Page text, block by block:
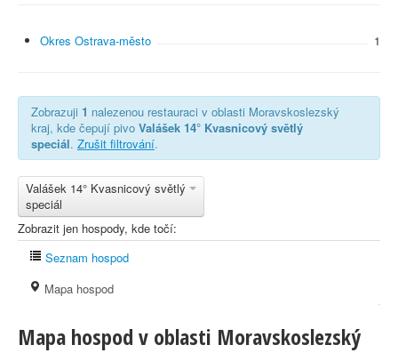
Okres Ostrava-město 1
Zobrazuji 1 nalezenou restauraci v oblasti Moravskoslezský
kraj, kde čepují pivo Valášek 14° Kvasnicový světlý
speciál. Zrušit filtrování.
Valášek 14° Kvasnicový světlý
speciál
Zobrazit jen hospody, kde točí:
Seznam hospod
Mapa hospod
Mapa hospod v oblasti Moravskoslezský